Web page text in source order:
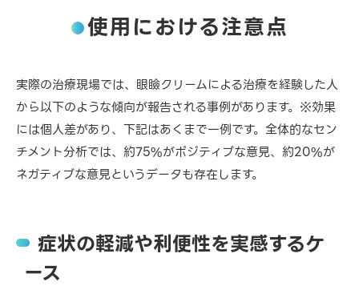
使用における注意点
実際の治療現場では、眼瞼クリームによる治療を経験した人
から以下のような傾向が報告される事例があります。※効果
には個人差があり、下記はあくまで一例です。全体的なセン
チメント分析では、約75%がポジティブな意見、約20%が
ネガティブな意見というデータも存在します。
症状の軽減や利便性を実感するケ
ース